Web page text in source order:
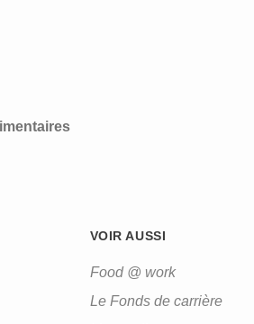
VOIR AUSSI
Food @ work
Le Fonds de carrière